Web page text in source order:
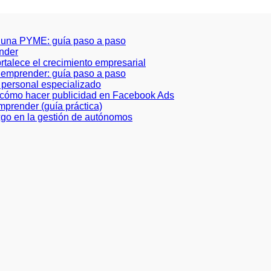
PYME: guía paso a paso
el crecimiento empresarial
guía paso a paso
especializado
hacer publicidad en Facebook Ads
(guía práctica)
en la gestión de autónomos